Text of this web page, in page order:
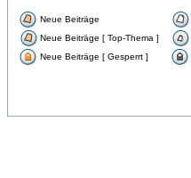
Neue Beiträge
Neue Beiträge [ Top-Thema ]
Neue Beiträge [ Gesperrt ]